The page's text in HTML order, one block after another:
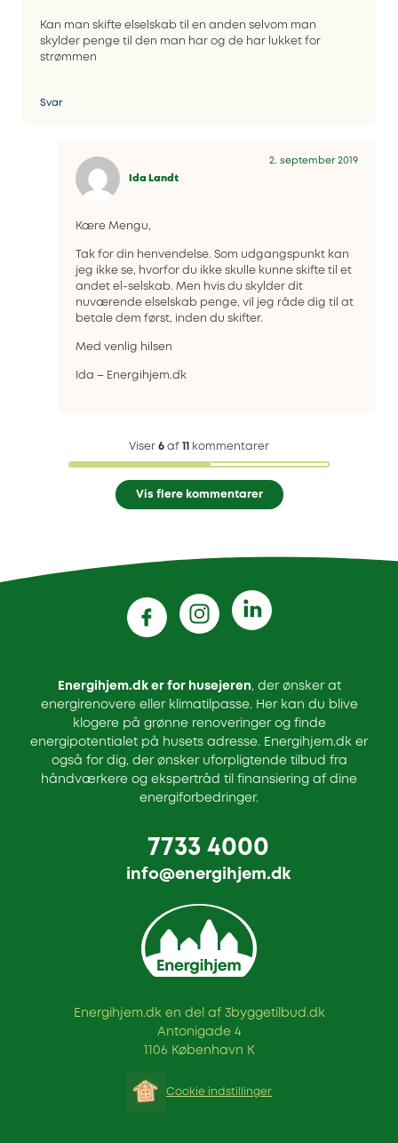
Kan man skifte elselskab til en anden selvom man
skylder penge til den man har og de har lukket for
strømmen
Svar
Ida Landt
2. september 2019
Kære Mengu,
Tak for din henvendelse. Som udgangspunkt kan
jeg ikke se, hvorfor du ikke skulle kunne skifte til et
andet el-selskab. Men hvis du skylder dit
nuværende elselskab penge, vil jeg råde dig til at
betale dem først, inden du skifter.
Med venlig hilsen
Ida – Energihjem.dk
Viser 6 af 11 kommentarer
Vis flere kommentarer
Energihjem.dk er for husejeren, der ønsker at
energirenovere eller klimatilpasse. Her kan du blive
klogere på grønne renoveringer og finde
energipotentialet på husets adresse. Energihjem.dk er
også for dig, der ønsker uforpligtende tilbud fra
håndværkere og ekspertråd til finansiering af dine
energiforbedringer.
7733 4000
info@energihjem.dk
Energihjem.dk en del af 3byggetilbud.dk
Antonigade 4
1106 København K
Cookie indstillinger